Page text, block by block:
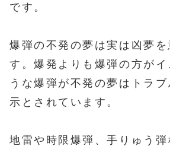
です。
爆弾の不発の夢は実は凶夢を
す。爆発よりも爆弾の方がイ
うな爆弾が不発の夢はトラ
示とされています。
地雷や時限爆弾、手りゅう